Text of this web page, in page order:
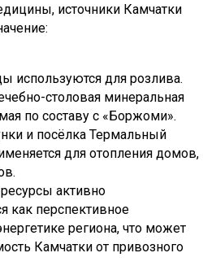
источники Камчатки
используются для розлива.
столовая минеральная
по составу с «Боржоми».
и посёлка Термальный
для отопления домов,
активно
как перспективное
региона, что может
Камчатки от привозного